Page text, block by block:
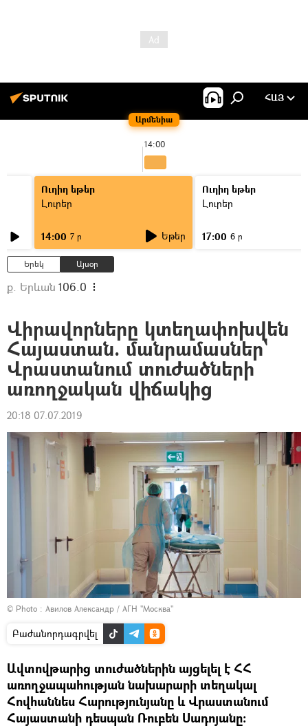
Արմենիա
ՀԱՅ
14:00
Ուղիղ եթեր
Լուրեր
14:00 7 ր Եթեր
Ուղիղ եթեր
Լուրեր
17:00 6 ր
Երեկ Այսօր
ք. Երևան 106.0
Վիրավորները կտեղափոխվեն
Հայաստան. մանրամասներ`
Վրաստանում տուժածների
առողջական վիճակից
20:18 07.07.2019
© Photo : Авилов Александр / АГН "Москва"
Բաժանորդագրվել
Ավտովթարից տուժածներին այցելել է ՀՀ
առողջապահության նախարարի տեղակալ
Հովհաննես Հարությունյանը և Վրաստանում
Հայաստանի դեսպան Ռուբեն Սադոյանը։